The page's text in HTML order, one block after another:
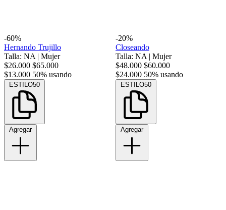
-60%
Hernando Trujillo
Talla: NA | Mujer
$26.000 $65.000
$13.000 50% usando
ESTILO50
Agregar
-20%
Closeando
Talla: NA | Mujer
$48.000 $60.000
$24.000 50% usando
ESTILO50
Agregar